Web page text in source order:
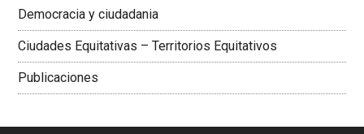
Democracia y ciudadania
Ciudades Equitativas – Territorios Equitativos
Publicaciones